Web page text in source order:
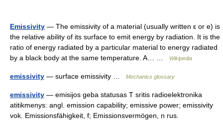
Emissivity — The emissivity of a material (usually written ε or e) is
the relative ability of its surface to emit energy by radiation. It is the
ratio of energy radiated by a particular material to energy radiated
by a black body at the same temperature. A… …
Wikipedia
emissivity — surface emissivity … Mechanics glossary
emissivity — emisijos geba statusas T sritis radioelektronika
atitikmenys: angl. emission capability; emissive power; emissivity
vok. Emissionsfähigkeit, f; Emissionsvermögen, n rus.